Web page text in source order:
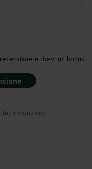
e ricevi un bonus.
recensione!